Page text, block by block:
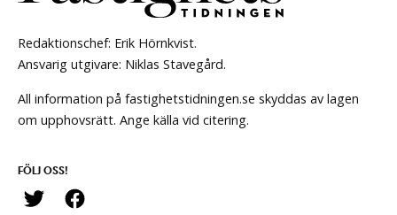
Redaktionschef: Erik Hörnkvist.
Ansvarig utgivare: Niklas Stavegård.
All information på fastighetstidningen.se skyddas av lagen
om upphovsrätt. Ange källa vid citering.
FÖLJ OSS!